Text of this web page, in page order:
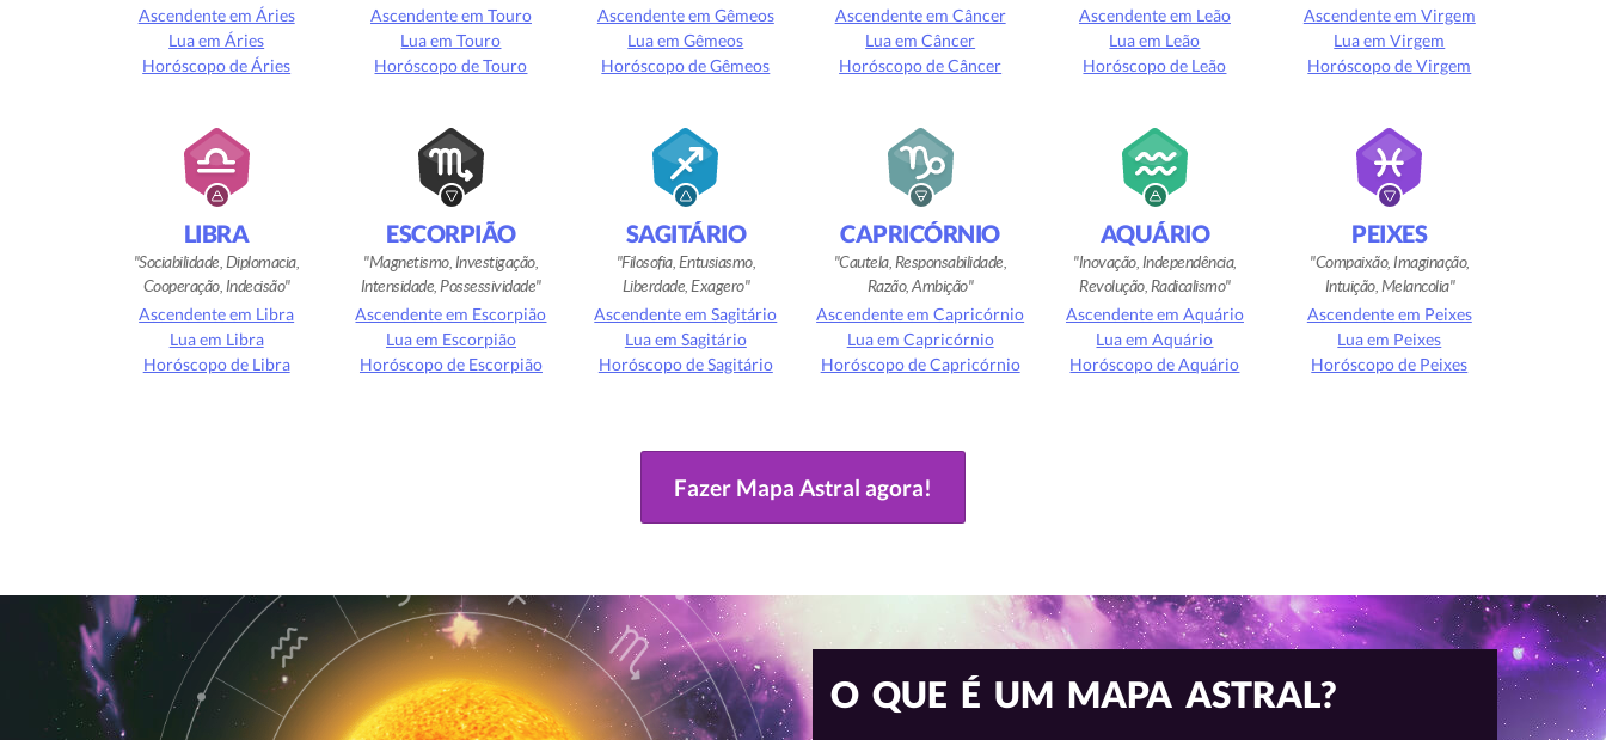
Ascendente em Áries
Lua em Áries
Horóscopo de Áries
Ascendente em Touro
Lua em Touro
Horóscopo de Touro
Ascendente em Gêmeos
Lua em Gêmeos
Horóscopo de Gêmeos
Ascendente em Câncer
Lua em Câncer
Horóscopo de Câncer
Ascendente em Leão
Lua em Leão
Horóscopo de Leão
Ascendente em Virgem
Lua em Virgem
Horóscopo de Virgem
LIBRA
Sociabilidade, Diplomacia,
Cooperação, Indecisão
Ascendente em Libra
Lua em Libra
Horóscopo de Libra
ESCORPIÃO
Magnetismo, Investigação,
Intensidade, Possessividade
Ascendente em Escorpião
Lua em Escorpião
Horóscopo de Escorpião
SAGITÁRIO
Filosofia, Entusiasmo,
Liberdade, Exagero
Ascendente em Sagitário
Lua em Sagitário
Horóscopo de Sagitário
CAPRICÓRNIO
Cautela, Responsabilidade,
Razão, Ambição
Ascendente em Capricórnio
Lua em Capricórnio
Horóscopo de Capricórnio
AQUÁRIO
Inovação, Independência,
Revolução, Radicalismo
Ascendente em Aquário
Lua em Aquário
Horóscopo de Aquário
PEIXES
Compaixão, Imaginação,
Intuição, Melancolia
Ascendente em Peixes
Lua em Peixes
Horóscopo de Peixes
Fazer Mapa Astral agora!
O QUE É UM MAPA ASTRAL?